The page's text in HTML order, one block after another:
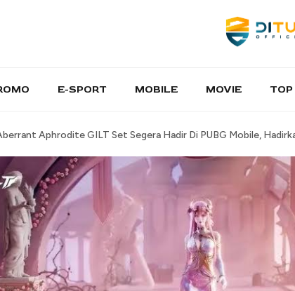
E-SPORT MOBILE MOVIE TOP
Aphrodite GILT Set Segera Hadir Di PUBG Mobile,